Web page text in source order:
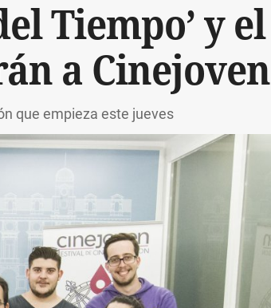
Tiempo’ y el
a Cinejoven
que empieza este jueves